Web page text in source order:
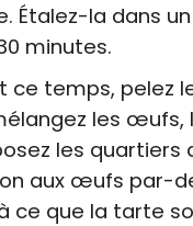
Étalez-la dans
minutes.
ce temps, pelez
les œufs,
les quartiers
aux œufs par-
ce que la tarte